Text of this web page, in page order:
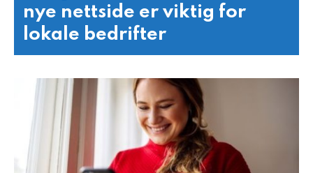
nye nettside er viktig for
lokale bedrifter